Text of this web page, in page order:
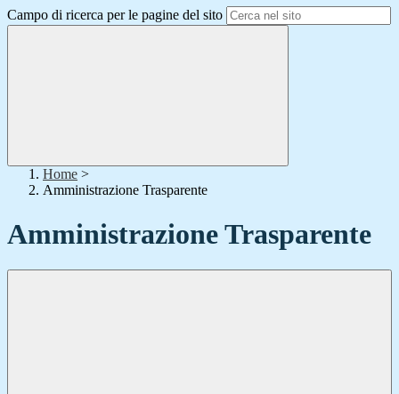
Campo di ricerca per le pagine del sito
Home >
Amministrazione Trasparente
Amministrazione Trasparente